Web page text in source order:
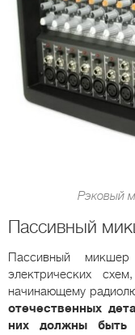
Рэковый
Пассивный
Пассивный
электрических
начинающему
отечественных
них должны быть